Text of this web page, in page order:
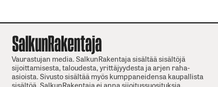
Vaurastujan media. SalkunRakentaja sisältää sisältöjä
sijoittamisesta, taloudesta, yrittäjyydesta ja arjen raha-
asioista. Sivusto sisältää myös kumppaneidensa kaupallista